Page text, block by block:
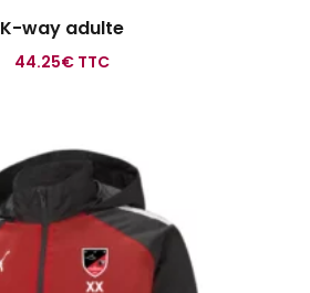
K-way adulte
44.25€ TTC